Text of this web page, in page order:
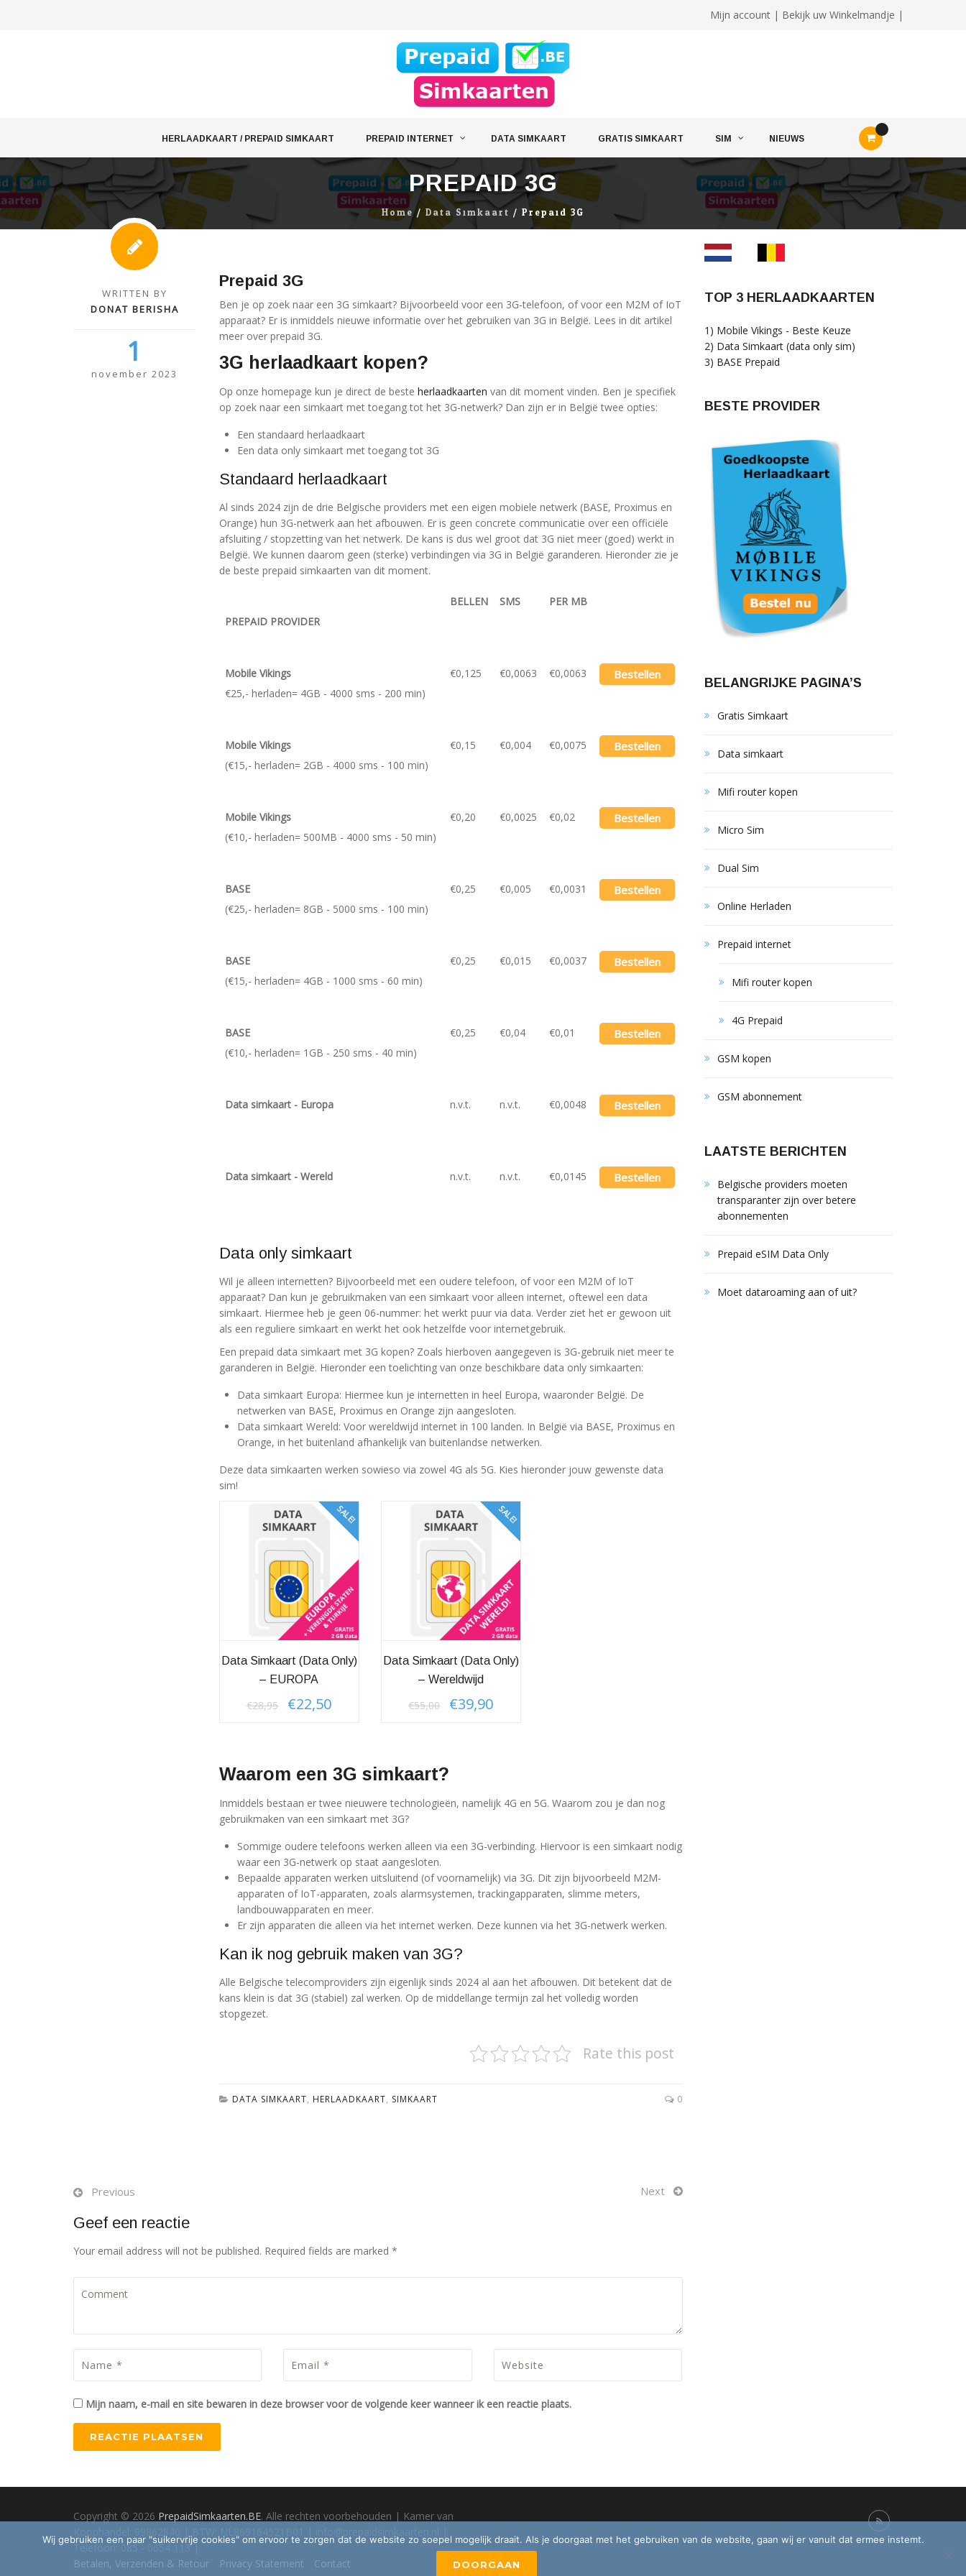
Mijn account | Bekijk uw Winkelmandje |
content
HERLAADKAART / PREPAID SIMKAART PREPAID INTERNET DATA SIMKAART GRATIS SIMKAART SIM NIEUWS
PREPAID 3G
Home/ Data Simkaart / Prepaid 3G
WRITTEN BY
DONAT BERISHA
1
november 2023
Prepaid 3G
Ben je op zoek naar een 3G simkaart? Bijvoorbeeld voor een 3G-telefoon, of voor een M2M of IoT
apparaat? Er is inmiddels nieuwe informatie over het gebruiken van 3G in België. Lees in dit artikel
meer over prepaid 3G.
3G herlaadkaart kopen?
Op onze homepage kun je direct de beste herlaadkaarten van dit moment vinden. Ben je specifiek
op zoek naar een simkaart met toegang tot het 3G-netwerk? Dan zijn er in België twee opties:
Een standaard herlaadkaart
Een data only simkaart met toegang tot 3G
Standaard herlaadkaart
Al sinds 2024 zijn de drie Belgische providers met een eigen mobiele netwerk (BASE, Proximus en
Orange) hun 3G-netwerk aan het afbouwen. Er is geen concrete communicatie over een officiële
afsluiting / stopzetting van het netwerk. De kans is dus wel groot dat 3G niet meer (goed) werkt in
België. We kunnen daarom geen (sterke) verbindingen via 3G in België garanderen. Hieronder zie je
de beste prepaid simkaarten van dit moment.
PREPAID PROVIDER
BELLEN SMS PER MB
Mobile Vikings
€25,- herladen= 4GB - 4000 sms - 200 min)
€0,125 €0,0063 €0,0063 Bestellen
Mobile Vikings
(€15,- herladen= 2GB - 4000 sms - 100 min)
€0,15 €0,004 €0,0075 Bestellen
Mobile Vikings
(€10,- herladen= 500MB - 4000 sms - 50 min)
€0,20 €0,0025 €0,02 Bestellen
BASE
(€25,- herladen= 8GB - 5000 sms - 100 min)
€0,25 €0,005 €0,0031 Bestellen
BASE
(€15,- herladen= 4GB - 1000 sms - 60 min)
€0,25 €0,015 €0,0037 Bestellen
BASE
(€10,- herladen= 1GB - 250 sms - 40 min)
€0,25 €0,04 €0,01 Bestellen
Data simkaart - Europa n.v.t. n.v.t. €0,0048 Bestellen
Data simkaart - Wereld n.v.t. n.v.t. €0,0145 Bestellen
Data only simkaart
Wil je alleen internetten? Bijvoorbeeld met een oudere telefoon, of voor een M2M of IoT
apparaat? Dan kun je gebruikmaken van een simkaart voor alleen internet, oftewel een data
simkaart. Hiermee heb je geen 06-nummer: het werkt puur via data. Verder ziet het er gewoon uit
als een reguliere simkaart en werkt het ook hetzelfde voor internetgebruik.
Een prepaid data simkaart met 3G kopen? Zoals hierboven aangegeven is 3G-gebruik niet meer te
garanderen in België. Hieronder een toelichting van onze beschikbare data only simkaarten:
Data simkaart Europa: Hiermee kun je internetten in heel Europa, waaronder België. De
netwerken van BASE, Proximus en Orange zijn aangesloten.
Data simkaart Wereld: Voor wereldwijd internet in 100 landen. In België via BASE, Proximus en
Orange, in het buitenland afhankelijk van buitenlandse netwerken.
Deze data simkaarten werken sowieso via zowel 4G als 5G. Kies hieronder jouw gewenste data
sim!
SALE!
Data Simkaart (data Only)
– EUROPA
€28,95
Oorspronkelijke
€22,50Huidige
SALE!
Data Simkaart (data Only)
– Wereldwijd
€55,00
Oorspronkelijke
€39,90Huidige
Waarom een 3G simkaart?
Inmiddels bestaan er twee nieuwere technologieën, namelijk 4G en 5G. Waarom zou je dan nog
gebruikmaken van een simkaart met 3G?
Sommige oudere telefoons werken alleen via een 3G-verbinding. Hiervoor is een simkaart nodig
waar een 3G-netwerk op staat aangesloten.
Bepaalde apparaten werken uitsluitend (of voornamelijk) via 3G. Dit zijn bijvoorbeeld M2M-
apparaten of IoT-apparaten, zoals alarmsystemen, trackingapparaten, slimme meters,
landbouwapparaten en meer.
Er zijn apparaten die alleen via het internet werken. Deze kunnen via het 3G-netwerk werken.
Kan ik nog gebruik maken van 3G?
Alle Belgische telecomproviders zijn eigenlijk sinds 2024 al aan het afbouwen. Dit betekent dat de
kans klein is dat 3G (stabiel) zal werken. Op de middellange termijn zal het volledig worden
stopgezet.
Rate this post
DATA SIMKAART, HERLAADKAART, SIMKAART 0
Previous Next
Geef een reactie
Your email address will not be published. Required fields are marked *
Mijn naam, e-mail en site bewaren in deze browser voor de volgende keer wanneer ik een reactie plaats.
TOP 3 HERLAADKAARTEN
1) Mobile Vikings - Beste Keuze
2) Data Simkaart (data only sim)
3) BASE Prepaid
BESTE PROVIDER
BELANGRIJKE PAGINA’S
Gratis Simkaart
Data simkaart
Mifi router kopen
Micro Sim
Dual Sim
Online Herladen
Prepaid internet
Mifi router kopen
4G Prepaid
GSM kopen
GSM abonnement
LAATSTE BERICHTEN
Belgische providers moeten
transparanter zijn over betere
abonnementen
Prepaid eSIM Data Only
Moet dataroaming aan of uit?
Copyright © 2026 PrepaidSimkaarten.BE. Alle rechten voorbehouden | Kamer van
Telefoon: 085 - 0654 113 |
Betalen, Verzenden & Retour
Privacy Statement Contact
Wij gebruiken een paar "suikervrije cookies" om ervoor te zorgen dat de website zo soepel mogelijk draait. Als je doorgaat met het gebruiken van de website, gaan wij er vanuit dat ermee instemt.
DOORGAAN